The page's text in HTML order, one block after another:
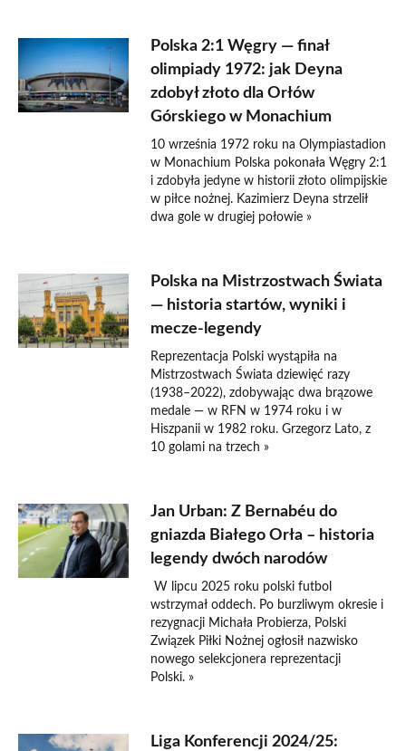
Polska 2:1 Węgry — finał
olimpiady 1972: jak Deyna
zdobył złoto dla Orłów
Górskiego w Monachium
10 września 1972 roku na Olympiastadion
w Monachium Polska pokonała Węgry 2:1
i zdobyła jedyne w historii złoto olimpijskie
w piłce nożnej. Kazimierz Deyna strzelił
dwa gole w drugiej połowie »
Polska na Mistrzostwach Świata
— historia startów, wyniki i
mecze-legendy
Reprezentacja Polski wystąpiła na
Mistrzostwach Świata dziewięć razy
(1938–2022), zdobywając dwa brązowe
medale — w RFN w 1974 roku i w
Hiszpanii w 1982 roku. Grzegorz Lato, z
10 golami na trzech »
Jan Urban: Z Bernabéu do
gniazda Białego Orła – historia
legendy dwóch narodów
W lipcu 2025 roku polski futbol
wstrzymał oddech. Po burzliwym okresie i
rezygnacji Michała Probierza, Polski
Związek Piłki Nożnej ogłosił nazwisko
nowego selekcjonera reprezentacji
Polski. »
Liga Konferencji 2024/25: